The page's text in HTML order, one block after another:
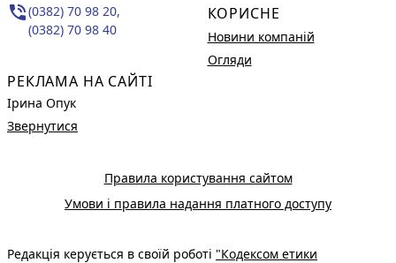
phone_in_talk(0382) 70 98 20,
(0382) 70 98 40
РЕКЛАМА НА САЙТІ
Ірина Опук
Звернутися
КОРИСНЕ
Новини компаній
Огляди
Правила користування сайтом
Умови і правила надання платного доступу
Редакція керується в своїй роботі "Кодексом етики